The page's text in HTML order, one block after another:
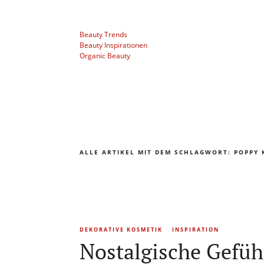
Beauty Trends
Beauty Inspirationen
Organic Beauty
ALLE ARTIKEL MIT DEM SCHLAGWORT: POPPY
DEKORATIVE KOSMETIK INSPIRATION
Nostalgische